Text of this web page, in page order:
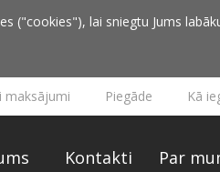
("cookies"), lai sniegtu Jums
maksājumi Piegāde Kā
Kontakti Par